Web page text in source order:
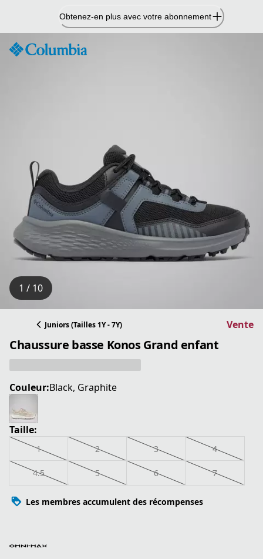
contenu
Obtenez-en plus avec votre abonnement
1 / 10
Juniors (Tailles 1Y - 7Y) Vente
Chaussure basse Konos Grand enfant
Couleur:Black, Graphite
Taille:
1 2 3 4
4.5 5 6 7
Les membres accumulent des récompenses